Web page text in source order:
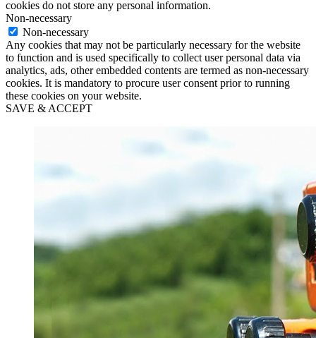
cookies do not store any personal information.
Non-necessary
Non-necessary
Any cookies that may not be particularly necessary for the website
to function and is used specifically to collect user personal data via
analytics, ads, other embedded contents are termed as non-necessary
cookies. It is mandatory to procure user consent prior to running
these cookies on your website.
SAVE & ACCEPT